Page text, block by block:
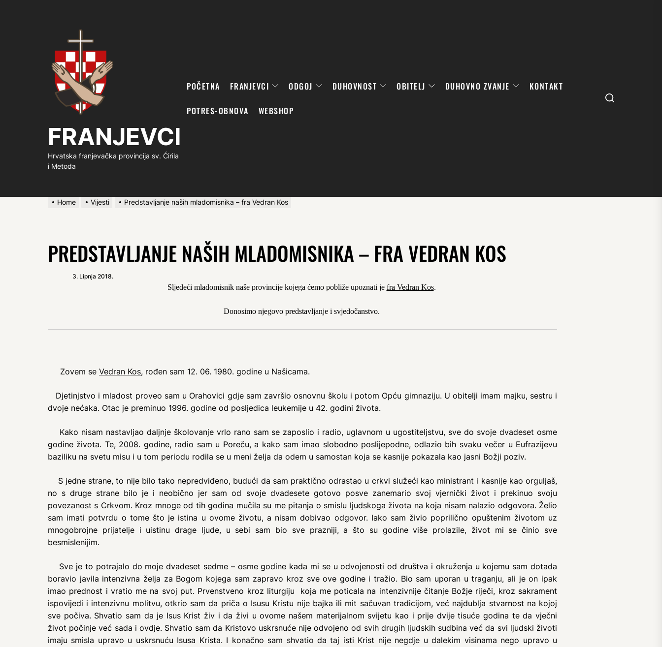
FRANJEVCI
Hrvatska franjevačka provincija sv. Ćirila
i Metoda
POČETNA FRANJEVCI ODGOJ DUHOVNOST OBITELJ DUHOVNO ZVANJE KONTAKT
POTRES-OBNOVA WEBSHOP
Search
Home Vijesti Predstavljanje naših mladomisnika – fra Vedran Kos
PREDSTAVLJANJE NAŠIH MLADOMISNIKA – FRA VEDRAN KOS
3. Lipnja 2018.
Sljedeći mladomisnik naše provincije kojega ćemo pobliže upoznati je fra Vedran Kos.
Donosimo njegovo predstavljanje i svjedočanstvo.
Zovem se Vedran Kos, rođen sam 12. 06. 1980. godine u Našicama.
Djetinjstvo i mladost proveo sam u Orahovici gdje sam završio osnovnu školu i potom Opću gimnaziju. U obitelji imam majku, sestru i
dvoje nećaka. Otac je preminuo 1996. godine od posljedica leukemije u 42. godini života.
Kako nisam nastavljao daljnje školovanje vrlo rano sam se zaposlio i radio, uglavnom u ugostiteljstvu, sve do svoje dvadeset osme
godine života. Te, 2008. godine, radio sam u Poreču, a kako sam imao slobodno poslijepodne, odlazio bih svaku večer u Eufrazijevu
baziliku na svetu misu i u tom periodu rodila se u meni želja da odem u samostan koja se kasnije pokazala kao jasni Božji poziv.
S jedne strane, to nije bilo tako nepredviđeno, budući da sam praktično odrastao u crkvi služeći kao ministrant i kasnije kao orguljaš,
no s druge strane bilo je i neobično jer sam od svoje dvadesete gotovo posve zanemario svoj vjernički život i prekinuo svoju
povezanost s Crkvom. Kroz mnoge od tih godina mučila su me pitanja o smislu ljudskoga života na koja nisam nalazio odgovora. Želio
sam imati potvrdu o tome što je istina u ovome životu, a nisam dobivao odgovor. Iako sam živio poprilično opuštenim životom uz
mnogobrojne prijatelje i uistinu drage ljude, u sebi sam bio sve prazniji, a što su godine više prolazile, život mi se činio sve
besmislenijim.
Sve je to potrajalo do moje dvadeset sedme – osme godine kada mi se u odvojenosti od društva i okruženja u kojemu sam dotada
boravio javila intenzivna želja za Bogom kojega sam zapravo kroz sve ove godine i tražio. Bio sam uporan u traganju, ali je on ipak
imao prednost i vratio me na svoj put. Prvenstveno kroz liturgiju koja me poticala na intenzivnije čitanje Božje riječi, kroz sakrament
ispovijedi i intenzivnu molitvu, otkrio sam da priča o Isusu Kristu nije bajka ili mit sačuvan tradicijom, već najdublja stvarnost na kojoj
sve počiva. Shvatio sam da je Isus Krist živ i da živi u ovome našem materijalnom svijetu kao i prije dvije tisuće godina te da vječni
život počinje već sada i ovdje. Shvatio sam da Kristovo uskrsnuće nije odvojeno od svih drugih ljudskih sudbina već da svi ljudski životi
imaju smisla upravo u uskrsnuću Isusa Krista. I konačno sam shvatio da taj isti Krist nije negdje u dalekim visinama nego upravo u